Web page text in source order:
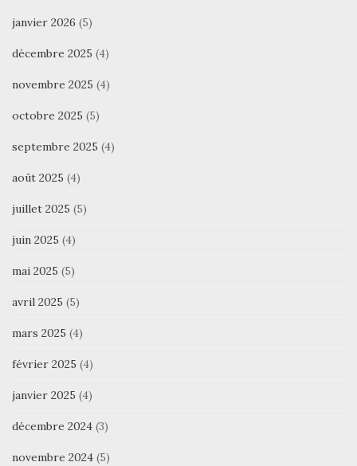
janvier 2026 (5)
décembre 2025 (4)
novembre 2025 (4)
octobre 2025 (5)
septembre 2025 (4)
août 2025 (4)
juillet 2025 (5)
juin 2025 (4)
mai 2025 (5)
avril 2025 (5)
mars 2025 (4)
février 2025 (4)
janvier 2025 (4)
décembre 2024 (3)
novembre 2024 (5)